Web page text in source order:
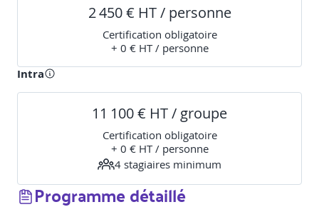
2 450 € HT / personne
Certification obligatoire
+ 0 € HT / personne
Intra
11 100 € HT / groupe
Certification obligatoire
+ 0 € HT / personne
4 stagiaires minimum
Programme détaillé